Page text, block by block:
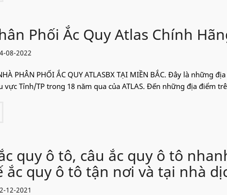
Phối Ắc Quy Atlas Chính
08-2022
PHÂN PHỐI ẮC QUY ATLASBX TẠI MIỀN BẮC. Đây là những
vực Tỉnh/TP trong 18 năm qua của ATLAS. Đến những địa điểm
quy ô tô, câu ắc quy ô tô
ắc quy ô tô tận nơi và tại nhà
12-2021